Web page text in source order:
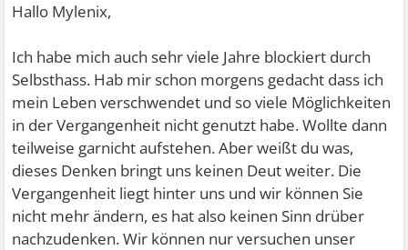
Hallo Mylenix,
Ich habe mich auch sehr viele Jahre blockiert durch
Selbsthass. Hab mir schon morgens gedacht dass ich
mein Leben verschwendet und so viele Möglichkeiten
in der Vergangenheit nicht genutzt habe. Wollte dann
teilweise garnicht aufstehen. Aber weißt du was,
dieses Denken bringt uns keinen Deut weiter. Die
Vergangenheit liegt hinter uns und wir können Sie
nicht mehr ändern, es hat also keinen Sinn drüber
nachzudenken. Wir können nur versuchen unser